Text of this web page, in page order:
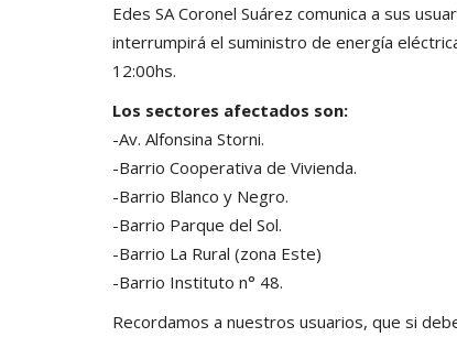
Edes SA Coronel Suárez comunica a sus
interrumpirá el suministro de energía
12:00hs.
Los sectores afectados son:
-Av. Alfonsina Storni.
-Barrio Cooperativa de Vivienda.
-Barrio Blanco y Negro.
-Barrio Parque del Sol.
-Barrio La Rural (zona Este)
-Barrio Instituto n° 48.
Recordamos a nuestros usuarios, que si